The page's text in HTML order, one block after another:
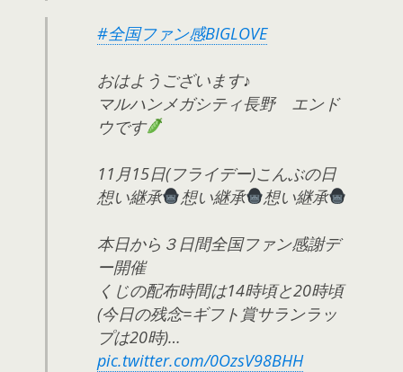
#全国ファン感BIGLOVE
おはようございます♪
マルハンメガシティ長野 エンド
ウです
11月15日(フライデー)こんぶの日
想い継承
想い継承 想い継承
本日から３日間全国ファン感謝デ
ー開催
くじの配布時間は14時頃と20時頃
(今日の残念=ギフト賞サランラッ
プは20時)…
pic.twitter.com/0OzsV98BHH